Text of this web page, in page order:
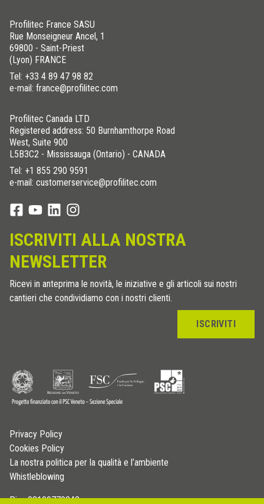
Profilitec France SASU
Rue Monseigneur Ancel, 1
69800 - Saint-Priest
(Lyon) FRANCE
Tel: +33 4 89 47 98 82
e-mail: france@profilitec.com
Profilitec Canada LTD
Registered address: 50 Burnhamthorpe Road
West, Suite 900
L5B3C2 - Mississauga (Ontario) - CANADA
Tel: +1 855 290 9591
e-mail: customerservice@profilitec.com
ISCRIVITI ALLA NOSTRA
NEWSLETTER
Ricevi in anteprima le novità, le iniziative e gli articoli sui nostri
cantieri che condividiamo con i nostri clienti.
ISCRIVITI
Privacy Policy
Cookies Policy
La nostra politica per la qualità e l’ambiente
Whistleblowing
P.iva 03109770242